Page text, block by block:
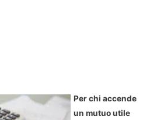
Per chi accende
un mutuo utile